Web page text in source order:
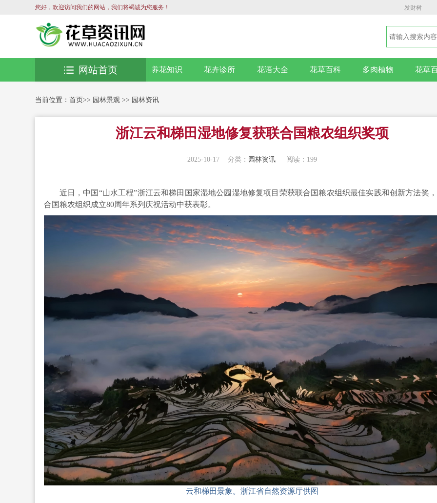
您好，欢迎访问我们的网站，我们将竭诚为您服务！ 发财树
养花知识 花卉诊所 花语大全 花草百科 多肉植物 花草
网站首页
当前位置： 首页>> 园林景观 >> 园林资讯
浙江云和梯田湿地修复获联合国粮农组织奖项
2025-10-17 分类： 园林资讯 阅读：199
近日，中国“山水工程”浙江云和梯田国家湿地公园湿地修复项目荣获联合国粮农组织最佳实践和创新方法奖
合国粮农组织成立80周年系列庆祝活动中获表彰。
云和梯田景象。浙江省自然资源厅供图